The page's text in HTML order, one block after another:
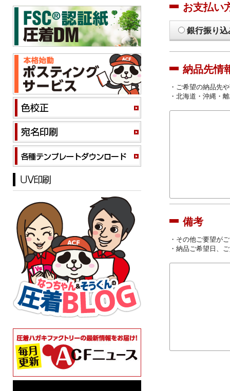
お支払い
銀行振り込
納品先情
・ご希望の納品先
・北海道・沖縄・
備考
・その他ご要望が
・納品ご希望日、